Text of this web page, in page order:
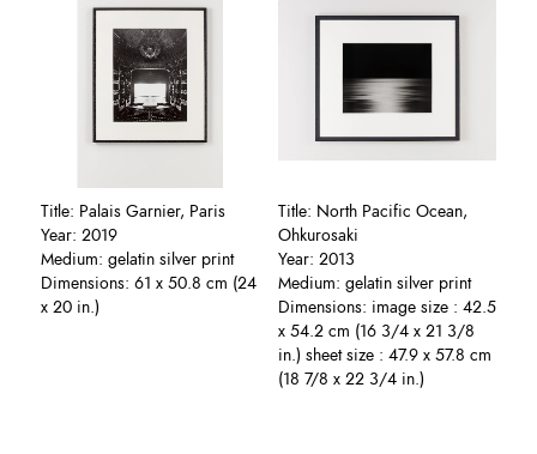
Title: Palais Garnier, Paris
Year: 2019
Medium: gelatin silver print
Dimensions: 61 x 50.8 cm (24
x 20 in.)
Title: North Pacific Ocean,
Ohkurosaki
Year: 2013
Medium: gelatin silver print
Dimensions: image size : 42.5
x 54.2 cm (16 3/4 x 21 3/8
in.) sheet size : 47.9 x 57.8 cm
(18 7/8 x 22 3/4 in.)